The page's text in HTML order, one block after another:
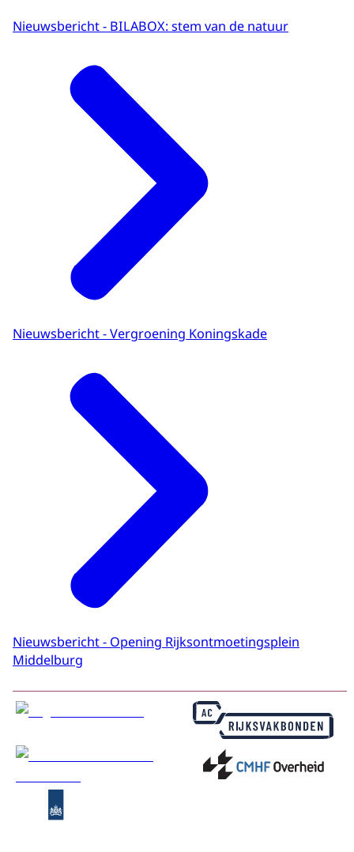
Nieuwsbericht - BILABOX: stem van de natuur
Nieuwsbericht - Vergroening Koningskade
Nieuwsbericht - Opening Rijksontmoetingsplein
Middelburg